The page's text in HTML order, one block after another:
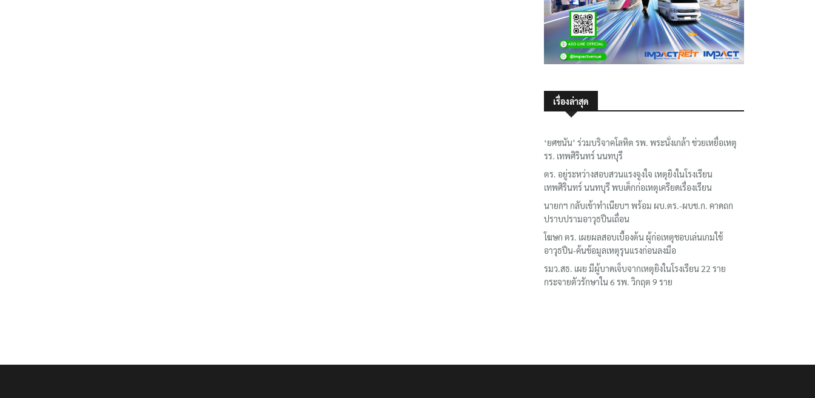
เรื่องล่าสุด
‘ยศชนัน’ ร่วมบริจาคโลหิต รพ. พระนั่งเกล้า ช่วยเหยื่อเหตุ
รร. เทพศิรินทร์ นนทบุรี
ตร. อยู่ระหว่างสอบสวนแรงจูงใจ เหตุยิงในโรงเรียน
เทพศิรินทร์ นนทบุรี พบเด็กก่อเหตุเครียดเรื่องเรียน
นายกฯ กลับเข้าทำเนียบฯ พร้อม ผบ.ตร.-ผบช.ก. คาดถก
ปราบปรามอาวุธปืนเถื่อน
โฆษก ตร. เผยผลสอบเบื้องต้น ผู้ก่อเหตุชอบเล่นเกมใช้
อาวุธปืน-ค้นข้อมูลเหตุรุนแรงก่อนลงมือ
รมว.สธ. เผย มีผู้บาดเจ็บจากเหตุยิงในโรงเรียน 22 ราย
กระจายตัวรักษาใน 6 รพ. วิกฤต 9 ราย